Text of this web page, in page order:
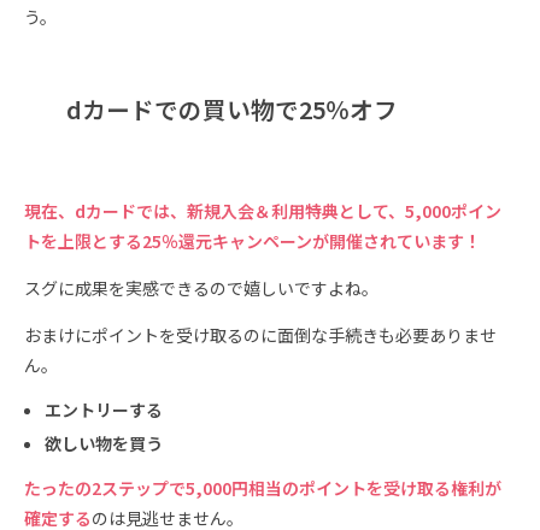
う。
dカードでの買い物で25％オフ
現在、dカードでは、新規入会＆利用特典として、5,000ポイン
トを上限とする25％還元キャンペーンが開催されています！
スグに成果を実感できるので嬉しいですよね。
おまけにポイントを受け取るのに面倒な手続きも必要ありませ
ん。
エントリーする
欲しい物を買う
たったの2ステップで5,000円相当のポイントを受け取る権利が
確定するのは見逃せません。